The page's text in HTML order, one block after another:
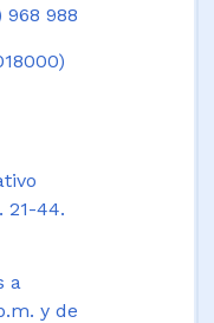
968 988
21-44.
a
y de